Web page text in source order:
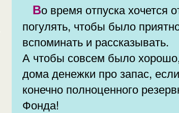
Во время отпуска хочется отдохнуть,
погулять, чтобы было
вспоминать и рассказывать.
А чтобы совсем было
дома денежки про запас,
конечно полноценного
Фонда!